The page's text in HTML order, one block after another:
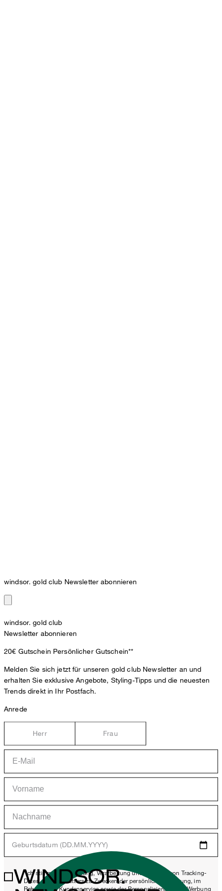
windsor. gold club Newsletter abonnieren
windsor. gold club
Newsletter abonnieren
20€ Gutschein Persönlicher Gutschein**
Melden Sie sich jetzt für unseren gold club Newsletter an und
erhalten Sie exklusive Angebote, Styling-Tipps und die neuesten
Trends direkt in Ihr Postfach.
Anrede
Herr Frau
Geburtsdatum (DD.MM.YYYY)
*Ich stimme der Erhebung, Verarbeitung und Nutzung von Tracking-
Daten des Newsletters zu Zwecken der persönlichen Beratung, im
Rahmen des Kundenservice sowie der Personalisierung von Werbung
WINDSOR.